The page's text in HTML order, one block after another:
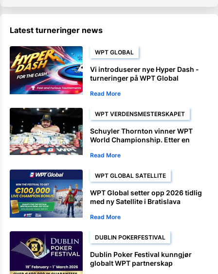
Latest turneringer news
WPT GLOBAL
Vi introduserer nye Hyper Dash -
turneringer på WPT Global
Read More
WPT VERDENSMESTERSKAPET
Schuyler Thornton vinner WPT
World Championship. Etter en
Read More
WPT GLOBAL SATELLITE
WPT Global setter opp 2026 tidlig
med ny Satellite i Bratislava
Read More
DUBLIN POKERFESTIVAL
Dublin Poker Festival kunngjør
globalt WPT partnerskap